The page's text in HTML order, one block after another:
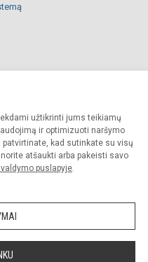
užtikrinti jums teikiamų
ir optimizuoti naršymo
patvirtinate, kad sutinkate su visų
atšaukti arba pakeisti savo
puslapyje.
svetainės turinį be raštiško
yra draudžiama.
Slapukų valdymas